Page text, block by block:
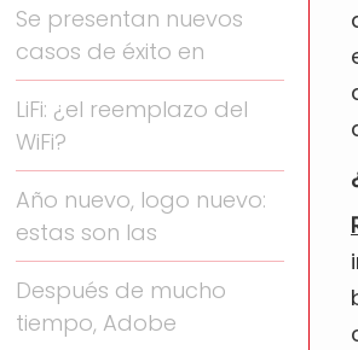
Se presentan nuevos
casos de éxito en
LiFi: ¿el reemplazo del
WiFi?
Año nuevo, logo nuevo:
estas son las
Después de mucho
tiempo, Adobe